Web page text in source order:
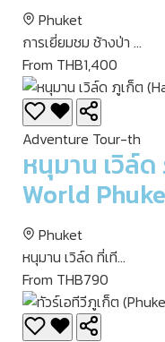
Phuket
การเยี่ยมชม ช้างป่า ...
From THB1,400
Adventure Tour-th
หนุมาน เวิล์
World
Phuket
หนุมาน เวิล์ด ที่เที...
From THB790